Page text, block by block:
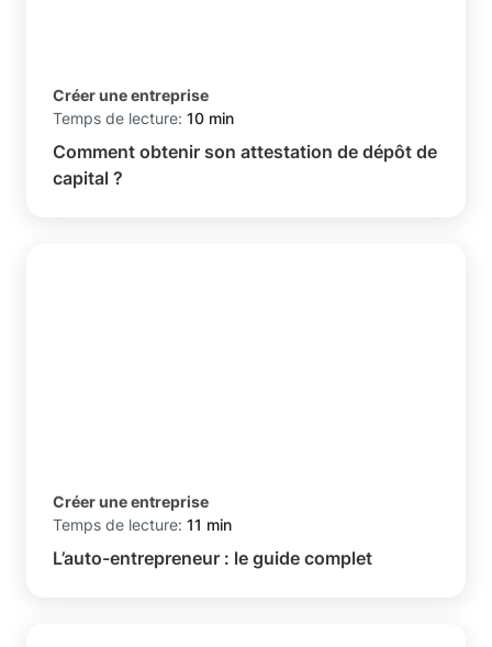
Créer une entreprise
Temps de lecture: 10 min
Comment obtenir son attestation de dépôt de
capital ?
Créer une entreprise
Temps de lecture: 11 min
L’auto-entrepreneur : le guide complet